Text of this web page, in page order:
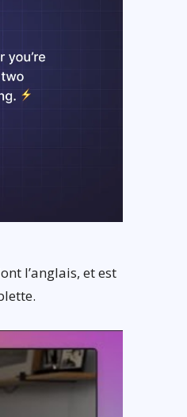
l’anglais, et est